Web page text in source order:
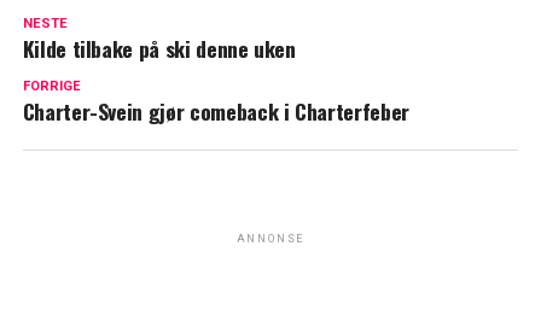
NESTE
Kilde tilbake på ski denne uken
FORRIGE
Charter-Svein gjør comeback i Charterfeber
ANNONSE